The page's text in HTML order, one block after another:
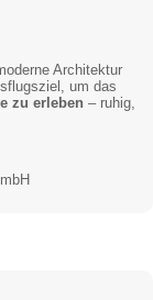
Architektur
um das
zu erleben – ruhig,